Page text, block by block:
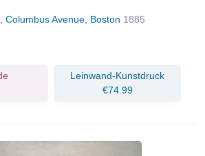
Columbus Avenue, Boston 1885
Leinwand-Kunstdruck
€74.99